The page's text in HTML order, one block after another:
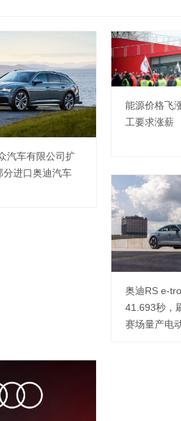
汽车有限公司扩
分进口奥迪汽车
能源价格飞
工要求涨薪
奥迪RS e-
41.693秒，
赛场量产电